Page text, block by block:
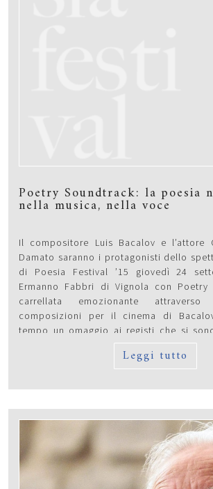
Poetry Soundtrack: la poesia
nella musica, nella voce
Il compositore Luis Bacalov e l’attore
Damato saranno i protagonisti dello
di Poesia Festival ’15 giovedì 24
Ermanno Fabbri di Vignola con Poetry
carrellata emozionante
composizioni per il cinema di
tempo un omaggio ai registi che si
talento. Con diversi punti in comune con
di Cosimo Damiano Damato dialogherà
concepito le importanti pellicole cui
degli amici, passi di scritti privati e di
Leggi tutto